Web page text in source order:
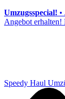
Umzugsspecial!
Angebot
Speedy Haul